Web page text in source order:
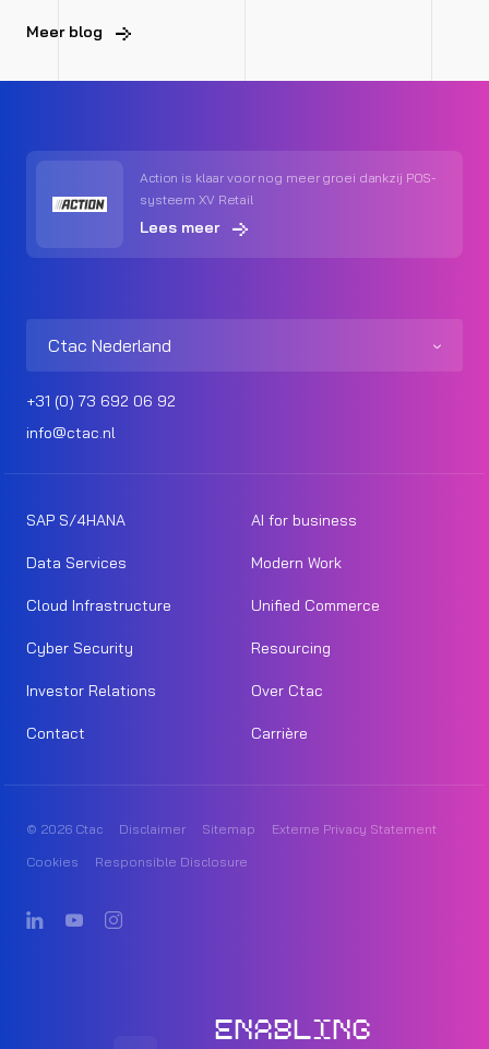
Meer blog
Action is klaar voor nog meer groei dankzij POS-
systeem XV Retail
Lees meer
Ctac Nederland
+31 (0) 73 692 06 92
info@ctac.nl
SAP S/4HANA AI for business
Data Services Modern Work
Cloud Infrastructure Unified Commerce
Cyber Security Resourcing
Investor Relations Over Ctac
Contact Carrière
© 2026 Ctac Disclaimer Sitemap
Externe Privacy Statement
Cookies
Responsible Disclosure
ENABLING